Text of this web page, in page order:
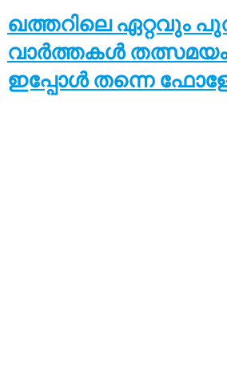
ഖത്തറിലെ ഏറ്റവും
വാർത്തകൾ
ഇപ്പോൾ തന്നെ